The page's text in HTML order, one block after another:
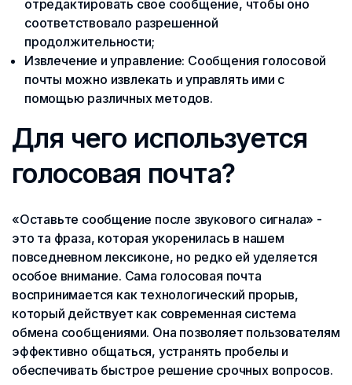
отредактировать свое сообщение, чтобы оно
соответствовало разрешенной
продолжительности;
Извлечение и управление: Сообщения голосовой
почты можно извлекать и управлять ими с
помощью различных методов.
Для чего используется
голосовая почта?
«Оставьте сообщение после звукового сигнала» -
это та фраза, которая укоренилась в нашем
повседневном лексиконе, но редко ей уделяется
особое внимание. Сама голосовая почта
воспринимается как технологический прорыв,
который действует как современная система
обмена сообщениями. Она позволяет пользователям
эффективно общаться, устранять пробелы и
обеспечивать быстрое решение срочных вопросов.